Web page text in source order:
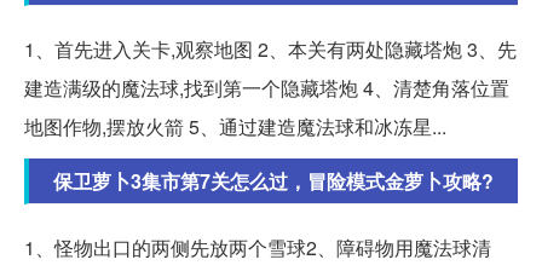
1、首先进入关卡,观察地图 2、本关有两处隐藏塔炮 3、先
建造满级的魔法球,找到第一个隐藏塔炮 4、清楚角落位置
地图作物,摆放火箭 5、通过建造魔法球和冰冻星...
保卫萝卜3集市第7关怎么过，冒险模式金萝卜攻略?
1、怪物出口的两侧先放两个雪球2、障碍物用魔法球清